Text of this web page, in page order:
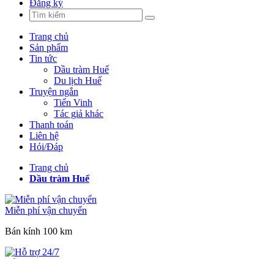
Đăng ký
Trang chủ
Sản phẩm
Tin tức
Dầu tràm Huế
Du lịch Huế
Truyện ngắn
Tiến Vinh
Tác giả khác
Thanh toán
Liên hệ
Hỏi/Đáp
Trang chủ
Dầu tràm Huế
Miễn phí vận chuyển
Bán kính 100 km